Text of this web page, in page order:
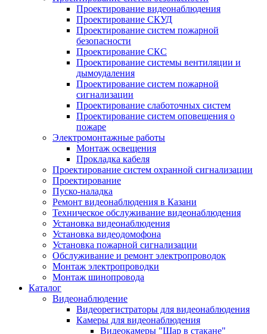
Проектирование видеонаблюдения
Проектирование СКУД
Проектирование систем пожарной
безопасности
Проектирование СКС
Проектирование системы вентиляции и
дымоудаления
Проектирование систем пожарной
сигнализации
Проектирование слаботочных систем
Проектирование систем оповещения о
пожаре
Электромонтажные работы
Монтаж освещения
Прокладка кабеля
Проектирование систем охранной сигнализации
Проектирование
Пуско-наладка
Ремонт видеонаблюдения в Казани
Техническое обслуживание видеонаблюдения
Установка видеонаблюдения
Установка видеодомофона
Установка пожарной сигнализации
Обслуживание и ремонт электропроводок
Монтаж электропроводки
Монтаж шинопровода
Каталог
Видеонаблюдение
Видеорегистраторы для видеонаблюдения
Камеры для видеонаблюдения
Видеокамеры "Шар в стакане"